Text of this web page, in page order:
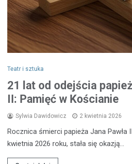
Teatr i sztuka
21 lat od odejścia
II: Pamięć w Kościanie
Sylwia Dawidowicz 2 kwietnia 2026
Rocznica śmierci papieża Jana Pawła
kwietnia 2026 roku, stała się okazją…